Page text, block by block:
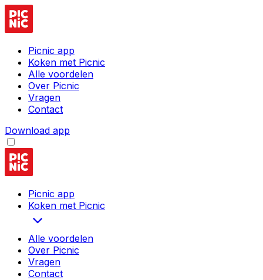
Picnic app
Koken met Picnic
Alle voordelen
Over Picnic
Vragen
Contact
Download app
Picnic app
Koken met Picnic
Alle voordelen
Over Picnic
Vragen
Contact